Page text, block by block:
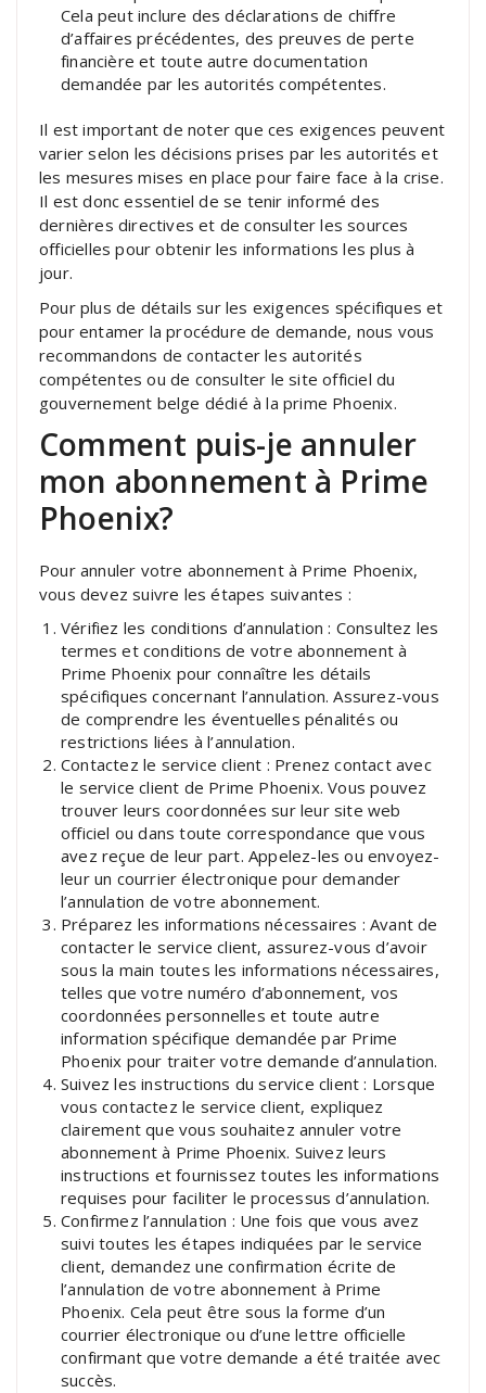
Cela peut inclure des déclarations de chiffre
d’affaires précédentes, des preuves de perte
financière et toute autre documentation
demandée par les autorités compétentes.
Il est important de noter que ces exigences peuvent
varier selon les décisions prises par les autorités et
les mesures mises en place pour faire face à la crise.
Il est donc essentiel de se tenir informé des
dernières directives et de consulter les sources
officielles pour obtenir les informations les plus à
jour.
Pour plus de détails sur les exigences spécifiques et
pour entamer la procédure de demande, nous vous
recommandons de contacter les autorités
compétentes ou de consulter le site officiel du
gouvernement belge dédié à la prime Phoenix.
Comment puis-je annuler
mon abonnement à Prime
Phoenix?
Pour annuler votre abonnement à Prime Phoenix,
vous devez suivre les étapes suivantes :
Vérifiez les conditions d’annulation : Consultez les
termes et conditions de votre abonnement à
Prime Phoenix pour connaître les détails
spécifiques concernant l’annulation. Assurez-vous
de comprendre les éventuelles pénalités ou
restrictions liées à l’annulation.
Contactez le service client : Prenez contact avec
le service client de Prime Phoenix. Vous pouvez
trouver leurs coordonnées sur leur site web
officiel ou dans toute correspondance que vous
avez reçue de leur part. Appelez-les ou envoyez-
leur un courrier électronique pour demander
l’annulation de votre abonnement.
Préparez les informations nécessaires : Avant de
contacter le service client, assurez-vous d’avoir
sous la main toutes les informations nécessaires,
telles que votre numéro d’abonnement, vos
coordonnées personnelles et toute autre
information spécifique demandée par Prime
Phoenix pour traiter votre demande d’annulation.
Suivez les instructions du service client : Lorsque
vous contactez le service client, expliquez
clairement que vous souhaitez annuler votre
abonnement à Prime Phoenix. Suivez leurs
instructions et fournissez toutes les informations
requises pour faciliter le processus d’annulation.
Confirmez l’annulation : Une fois que vous avez
suivi toutes les étapes indiquées par le service
client, demandez une confirmation écrite de
l’annulation de votre abonnement à Prime
Phoenix. Cela peut être sous la forme d’un
courrier électronique ou d’une lettre officielle
confirmant que votre demande a été traitée avec
succès.